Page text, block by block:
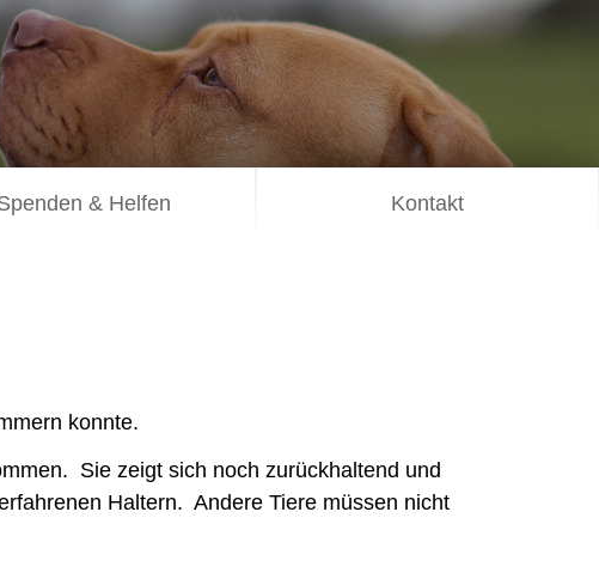
& Helfen Kontakt
konnte.
Sie zeigt sich noch zurückhaltend und
Haltern. Andere Tiere müssen nicht